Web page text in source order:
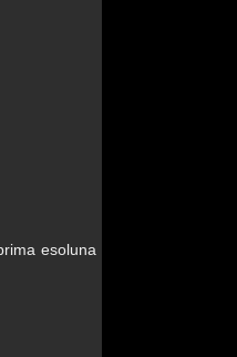
esoluna